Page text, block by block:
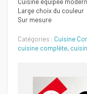
Large choix du couleur
Sur mesure
Catégories : Cuisine
cuisine complète,